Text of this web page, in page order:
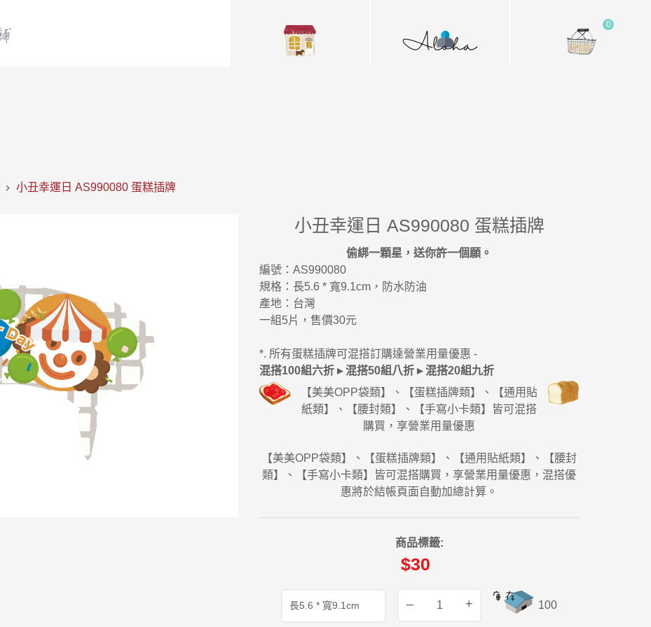
0
小丑幸運日 AS990080 蛋糕插牌
小丑幸運日 AS990080 蛋糕插牌
偷綁一顆星，送你許一個願。
編號：AS990080
規格：長5.6 * 寬9.1cm，防水防油
產地：台灣
一組5片，售價30元
*. 所有蛋糕插牌可混搭訂購達營業用量優惠 -
混搭100組六折 ▸ 混搭50組八折 ▸ 混搭20組九折
【美美OPP袋類】、【蛋糕插牌類】、【通用貼
紙類】、【腰封類】、【手寫小卡類】皆可混搭
購買，享營業用量優惠
【美美OPP袋類】、【蛋糕插牌類】、【通用貼紙類】、【腰封
類】、【手寫小卡類】皆可混搭購買，享營業用量優惠，混搭優
惠將於結帳頁面自動加總計算。
商品標籤:
$30
– + 100